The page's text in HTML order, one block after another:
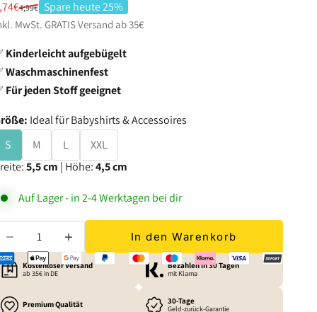
Regulärer Preis
4,99€ Spare heute 25%
MwSt. GRATISVersand ab 35€
Kinderleicht aufgebügelt
Waschmaschinenfest
Für jeden Stoff geeignet
Ideal für Babyshirts & Accessoires
S
M L
XXL
5,5 cm | Höhe:4,5 cm
Auf Lager - in 2-4 Werktagen bei dir
Anzahl verringern In den Warenkorb
Kostenloser Versand
ab 35€ in DE
Bezahlen in 30 Tagen
mit Klarna
Premium Qualität 30-Tage
Geld-zurück-Garantie